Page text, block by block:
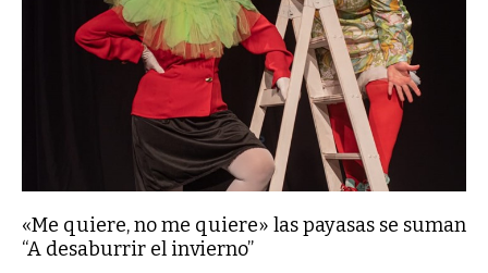
«Me quiere, no me quiere» las payasas se suman
“A desaburrir el invierno”